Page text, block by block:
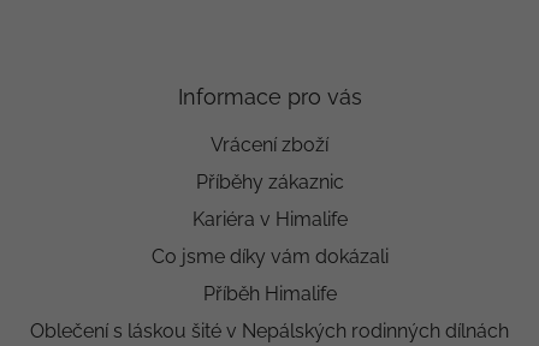
Informace pro vás
Vrácení zboží
Příběhy zákaznic
Kariéra v Himalife
Co jsme díky vám dokázali
Příběh Himalife
Oblečení s láskou šité v Nepálských rodinných dílnách